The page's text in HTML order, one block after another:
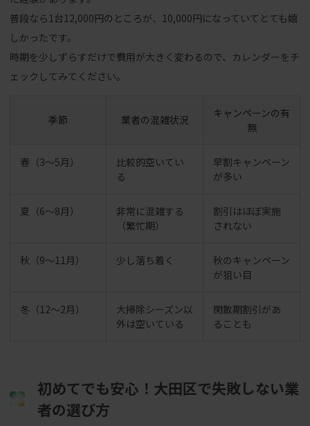
普段なら1台12,000円のところが、10,000円になっていてとても嬉
しかったです。
時期を少しずらすだけで費用が大きく変わるので、カレンダーをチ
ェックしてみてください。
季節 業者の混雑状況
キャンペーンの有
無
春（3〜5月）
比較的空いてい
る
早割キャンペーン
が多い
夏（6〜8月）
非常に混雑する
（繁忙期）
割引はほぼ実施
されない
秋（9〜11月） 少し落ち着く
秋のキャンペーン
が狙い目
冬（12〜2月）
大掃除シーズン以
外は空いている
閑散期割引があ
ることも
初めてでも安心！大田区で失敗しない業
者の選び方